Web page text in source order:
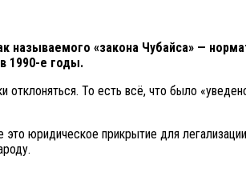
называемого «закона Чубайса» —
1990-е годы.
То есть всё, что было
юридическое прикрытие для